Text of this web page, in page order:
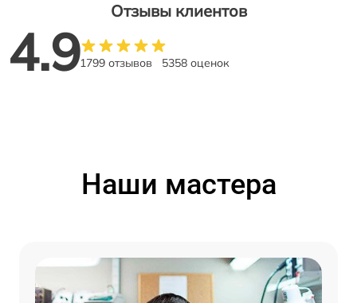
Отзывы клиентов
4.91799 отзывов 5358 оценок
Наши мастера